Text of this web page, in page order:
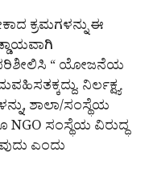
ಕ್ರಮಗಳನ್ನು ಈ
ಪರಿಶೀಲಿಸಿ “ ಯೋಜನೆಯ
ನಿರ್ಲಕ್ಷ್ಯ
ಶಾಲಾ/ಸಂಸ್ಥೆಯ
NGO ಸಂಸ್ಥೆಯ ವಿರುದ್ಧ
ಎಂದು